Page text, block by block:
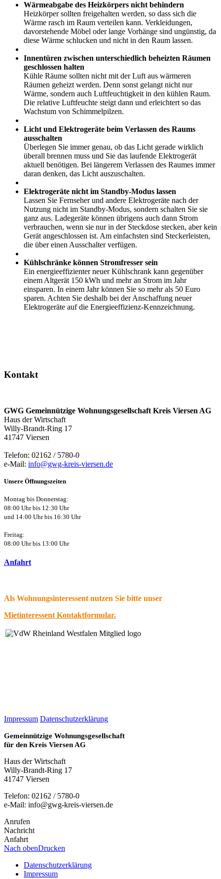
Wärmeabgabe des Heizkörpers nicht behindern
Heizkörper sollten freigehalten werden, so dass sich die
Wärme rasch im Raum verteilen kann. Verkleidungen,
davorstehende Möbel oder lange Vorhänge sind ungünstig, da
diese Wärme schlucken und nicht in den Raum lassen.
Innentüren zwischen unterschiedlich beheizten Räumen
geschlossen halten
Kühle Räume sollten nicht mit der Luft aus wärmeren
Räumen geheizt werden. Denn sonst gelangt nicht nur
Wärme, sondern auch Luftfeuchtigkeit in den kühlen Raum.
Die relative Luftfeuchte steigt dann und erleichtert so das
Wachstum von Schimmelpilzen.
Licht und Elektrogeräte beim Verlassen des Raums
ausschalten
Überlegen Sie immer genau, ob das Licht gerade wirklich
überall brennen muss und Sie das laufende Elektrogerät
aktuell benötigen. Bei längerem Verlassen des Raumes immer
daran denken, das Licht auszuschalten.
Elektrogeräte nicht im Standby-Modus lassen
Lassen Sie Fernseher und andere Elektrogeräte nach der
Nutzung nicht im Standby-Modus, sondern schalten Sie sie
ganz aus. Ladegeräte können übrigens auch dann Strom
verbrauchen, wenn sie nur in der Steckdose stecken, aber kein
Gerät angeschlossen ist. Am einfachsten sind Steckerleisten,
die über einen Ausschalter verfügen.
Kühlschränke können Stromfresser sein
Ein energieeffizienter neuer Kühlschrank kann gegenüber
einem Altgerät 150 kWh und mehr an Strom im Jahr
einsparen. In einem Jahr können Sie so mehr als 50 Euro
sparen. Achten Sie deshalb bei der Anschaffung neuer
Elektrogeräte auf die Energieeffizienz-Kennzeichnung.
Kontakt
GWG Gemeinnützige Wohnungsgesellschaft Kreis Viersen AG
Haus der Wirtschaft
Willy-Brandt-Ring 17
41747 Viersen
Telefon: 02162 / 5780-0
e-Mail: info@gwg-kreis-viersen.de
Unsere Öffnungszeiten
Montag bis Donnerstag:
08:00 Uhr bis 12:30 Uhr
und 14:00 Uhr bis 16:30 Uhr
Freitag:
08:00 Uhr bis 13:00 Uhr
Anfahrt
Als Wohnungsinteressent nutzen Sie bitte unser
Mietinteressent Kontaktformular.
Impressum Datenschutzerklärung
Gemeinnützige Wohnungsgesellschaft
für den Kreis Viersen AG
Haus der Wirtschaft
Willy-Brandt-Ring 17
41747 Viersen
Telefon: 02162 / 5780-0
e-Mail: info@gwg-kreis-viersen.de
Anrufen
Nachricht
Anfahrt
Nach obenDrucken
Datenschutzerklärung
Impressum